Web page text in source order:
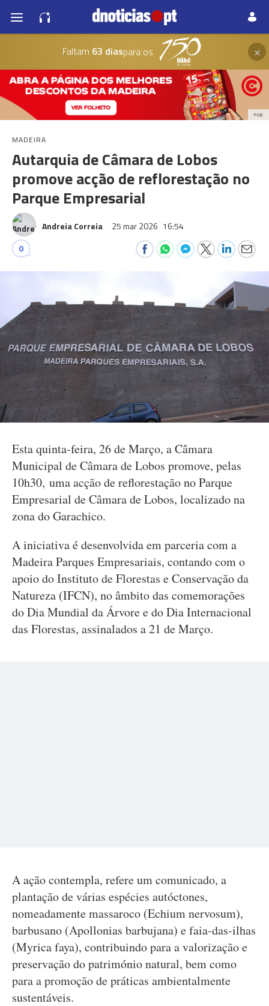
Faltam 63 diaspara os ×
PUB
MADEIRA
Autarquia de Câmara de Lobos
promove acção de reflorestação no
Parque Empresarial
Andreia Correia 25 mar 2026 16:54
0
Esta quinta-feira, 26 de Março, a Câmara
Municipal de Câmara de Lobos promove, pelas
10h30, uma acção de reflorestação no Parque
Empresarial de Câmara de Lobos, localizado na
zona do Garachico.
A iniciativa é desenvolvida em parceria com a
Madeira Parques Empresariais, contando com o
apoio do Instituto de Florestas e Conservação da
Natureza (IFCN), no âmbito das comemorações
do Dia Mundial da Árvore e do Dia Internacional
das Florestas, assinalados a 21 de Março.
A ação contempla, refere um comunicado, a
plantação de várias espécies autóctones,
nomeadamente massaroco (Echium nervosum),
barbusano (Apollonias barbujana) e faia-das-ilhas
(Myrica faya), contribuindo para a valorização e
preservação do património natural, bem como
para a promoção de práticas ambientalmente
sustentáveis.